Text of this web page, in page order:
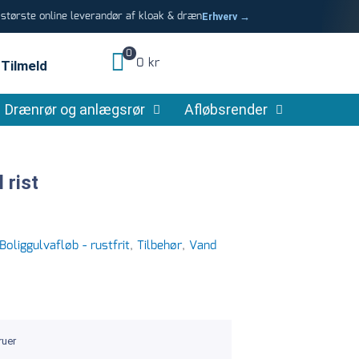
online leverandør af kloak & drænErhverv →
Tilmeld
0
0 kr
Drænrør og anlægsrør Afløbsrender
rist
Boliggulvafløb - rustfrit, Tilbehør, Vand